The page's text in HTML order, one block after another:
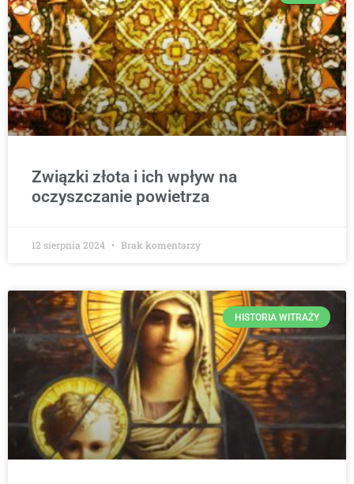
Związki złota i ich wpływ na
oczyszczanie powietrza
12 sierpnia 2024 Brak komentarzy
HISTORIA WITRAŻY